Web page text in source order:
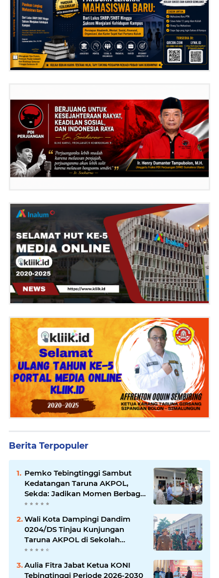
Berita Terpopuler
Pemko Tebingtinggi Sambut
Kedatangan Taruna AKPOL,
Sekda: Jadikan Momen Berbagi
Ilmu
Wali Kota Dampingi Dandim
0204/DS Tinjau Kunjungan
Taruna AKPOL di Sekolah
Rakyat Tebingtinggi
Aulia Fitra Jabat Ketua KONI
Tebingtinggi Periode 2026-2030